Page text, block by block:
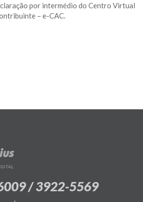
por intermédio do Centro Virtual
– e-CAC.
/ 3922-5569